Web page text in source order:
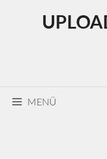
MENÜ